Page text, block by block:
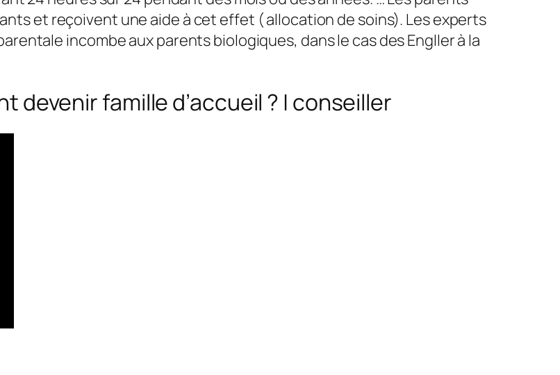
et reçoivent une aide à cet effet ( allocation de soins). Les experts
incombe aux parents biologiques, dans le cas des Engller à la
devenir famille d’accueil ? | conseiller